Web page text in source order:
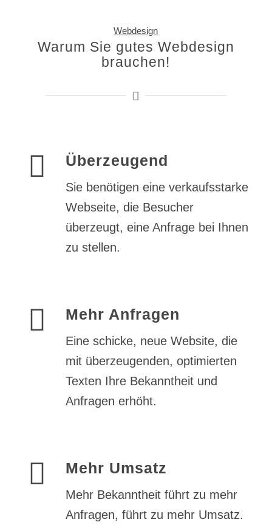
Webdesign
Warum Sie gutes Webdesign
brauchen!
Überzeugend
Sie benötigen eine verkaufsstarke
Webseite, die Besucher
überzeugt, eine Anfrage bei Ihnen
zu stellen.
Mehr Anfragen
Eine schicke, neue Website, die
mit überzeugenden, optimierten
Texten Ihre Bekanntheit und
Anfragen erhöht.
Mehr Umsatz
Mehr Bekanntheit führt zu mehr
Anfragen, führt zu mehr Umsatz.